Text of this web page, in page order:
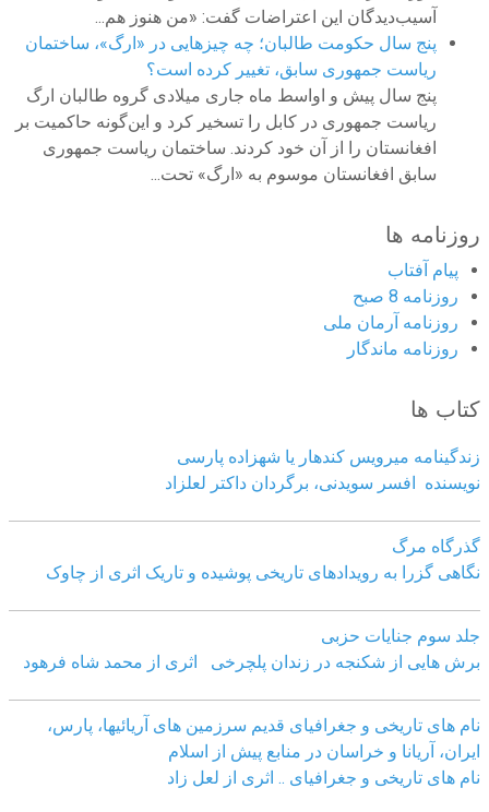
آسیب‌دیدگان این اعتراضات گفت: «من هنوز هم...
پنج سال حکومت طالبان؛ چه چیزهایی در «ارگ»، ساختمان
ریاست جمهوری سابق، تغییر کرده است؟
پنج سال پیش و اواسط ماه جاری میلادی گروه طالبان ارگ
ریاست جمهوری در کابل را تسخیر کرد و این‌گونه حاکمیت بر
افغانستان را از آن خود کردند. ساختمان ریاست جمهوری
سابق افغانستان موسوم به «ارگ» تحت...
روزنامه ها
پیام آفتاب
روزنامه 8 صبح
روزنامه آرمان ملى
روزنامه ماندگار
کتاب ها
زندگینامه میرویس کندهار یا شهزاده پارسی
نویسنده افسر سویدنی، برگردان داکتر لعلزاد
گذرگاه مرگ
نگاهی گزرا به رویدادهای تاریخی پوشیده و تاریک اثری از چاوک
جلد سوم جنایات حزبی
برش هایی از شکنجه در زندان پلچرخی اثری از محمد شاه فرهود
نام های تاریخی و جغرافیای قدیم سرزمین های آریائیها، پارس،
ایران، آریانا و خراسان در منابع پیش از اسلام
نام های تاریخی و جغرافیای .. اثری از لعل زاد